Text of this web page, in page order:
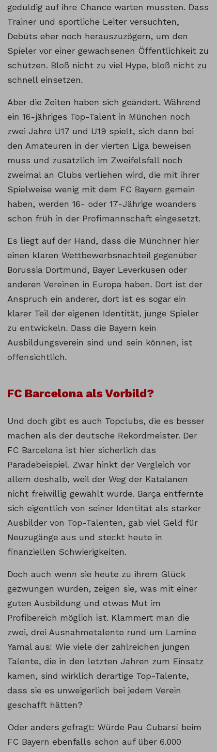
geduldig auf ihre Chance warten mussten. Dass
Trainer und sportliche Leiter versuchten,
Debüts eher noch herauszuzögern, um den
Spieler vor einer gewachsenen Öffentlichkeit zu
schützen. Bloß nicht zu viel Hype, bloß nicht zu
schnell einsetzen.
Aber die Zeiten haben sich geändert. Während
ein 16-jähriges Top-Talent in München noch
zwei Jahre U17 und U19 spielt, sich dann bei
den Amateuren in der vierten Liga beweisen
muss und zusätzlich im Zweifelsfall noch
zweimal an Clubs verliehen wird, die mit ihrer
Spielweise wenig mit dem FC Bayern gemein
haben, werden 16- oder 17-Jährige woanders
schon früh in der Profimannschaft eingesetzt.
Es liegt auf der Hand, dass die Münchner hier
einen klaren Wettbewerbsnachteil gegenüber
Borussia Dortmund, Bayer Leverkusen oder
anderen Vereinen in Europa haben. Dort ist der
Anspruch ein anderer, dort ist es sogar ein
klarer Teil der eigenen Identität, junge Spieler
zu entwickeln. Dass die Bayern kein
Ausbildungsverein sind und sein können, ist
offensichtlich.
FC Barcelona als Vorbild?
Und doch gibt es auch Topclubs, die es besser
machen als der deutsche Rekordmeister. Der
FC Barcelona ist hier sicherlich das
Paradebeispiel. Zwar hinkt der Vergleich vor
allem deshalb, weil der Weg der Katalanen
nicht freiwillig gewählt wurde. Barça entfernte
sich eigentlich von seiner Identität als starker
Ausbilder von Top-Talenten, gab viel Geld für
Neuzugänge aus und steckt heute in
finanziellen Schwierigkeiten.
Doch auch wenn sie heute zu ihrem Glück
gezwungen wurden, zeigen sie, was mit einer
guten Ausbildung und etwas Mut im
Profibereich möglich ist. Klammert man die
zwei, drei Ausnahmetalente rund um Lamine
Yamal aus: Wie viele der zahlreichen jungen
Talente, die in den letzten Jahren zum Einsatz
kamen, sind wirklich derartige Top-Talente,
dass sie es unweigerlich bei jedem Verein
geschafft hätten?
Oder anders gefragt: Würde Pau Cubarsí beim
FC Bayern ebenfalls schon auf über 6.000